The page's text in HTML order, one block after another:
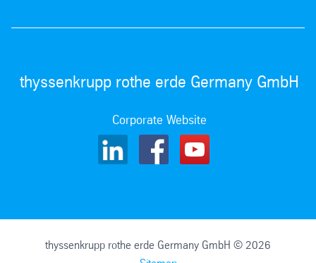
thyssenkrupp rothe erde Germany GmbH
Corporate Website
thyssenkrupp rothe erde Germany GmbH © 2026